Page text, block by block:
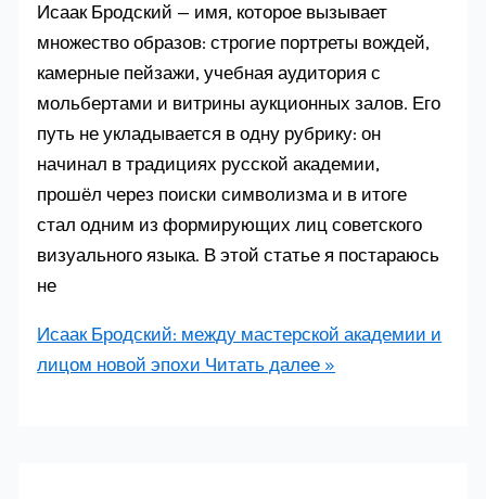
Исаак Бродский — имя, которое вызывает
множество образов: строгие портреты вождей,
камерные пейзажи, учебная аудитория с
мольбертами и витрины аукционных залов. Его
путь не укладывается в одну рубрику: он
начинал в традициях русской академии,
прошёл через поиски символизма и в итоге
стал одним из формирующих лиц советского
визуального языка. В этой статье я постараюсь
не
Исаак Бродский: между мастерской академии и
лицом новой эпохи Читать далее »